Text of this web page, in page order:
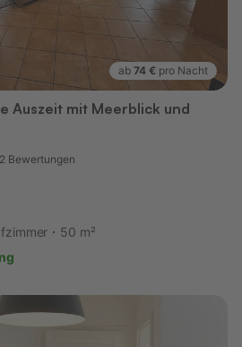
ab 74 € pro Nacht
Auszeit mit Meerblick und
Bewertungen
50 m²